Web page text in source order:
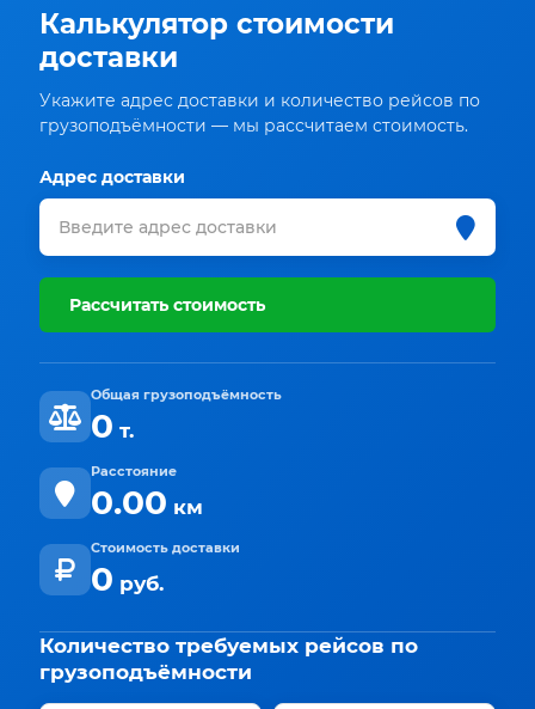
Калькулятор стоимости
доставки
Укажите адрес доставки и количество рейсов по
грузоподъёмности — мы рассчитаем стоимость.
Адрес доставки
Рассчитать стоимость
Общая грузоподъёмность
0 т.
Расстояние
0.00 км
Стоимость доставки
0 руб.
Количество требуемых рейсов по
грузоподъёмности